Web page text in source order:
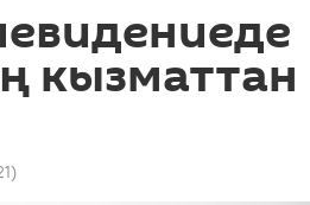
кызматтан
)